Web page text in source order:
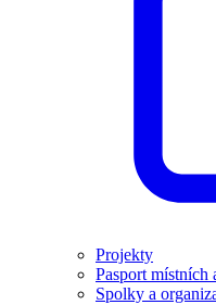
Projekty
Pasport místních
Spolky a